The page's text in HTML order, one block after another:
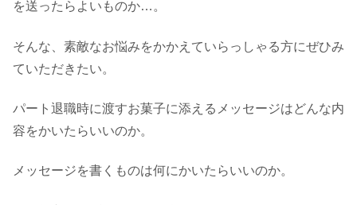
を送ったらよいものか…。
そんな、素敵なお悩みをかかえていらっしゃる方にぜひみ
ていただきたい。
パート退職時に渡すお菓子に添えるメッセージはどんな内
容をかいたらいいのか。
メッセージを書くものは何にかいたらいいのか。